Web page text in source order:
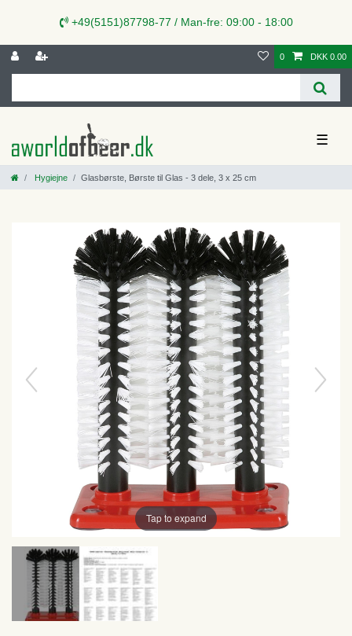
+49(5151)87798-77 / Man-fre: 09:00 - 18:00
0 DKK 0.00
☰
Hygiejne Glasbørste, Børste til Glas - 3 dele, 3 x 25 cm
Tap to expand